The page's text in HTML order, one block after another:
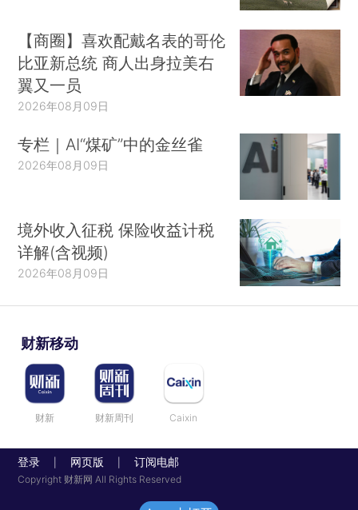
【商圈】喜欢配戴名表的哥伦
比亚新总统 商人出身拉美右
翼又一员
2026年08月09日
专栏｜AI“煤矿”中的金丝雀
2026年08月09日
境外收入征税 保险收益计税
详解(含视频)
2026年08月09日
财新移动
财新 财新周刊 Caixin
登录 网页版 订阅电邮
Copyright 财新网 All Rights Reserved